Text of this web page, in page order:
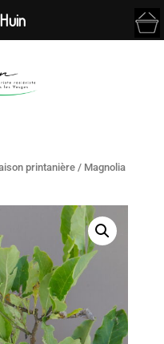
printanière/ Magnolia